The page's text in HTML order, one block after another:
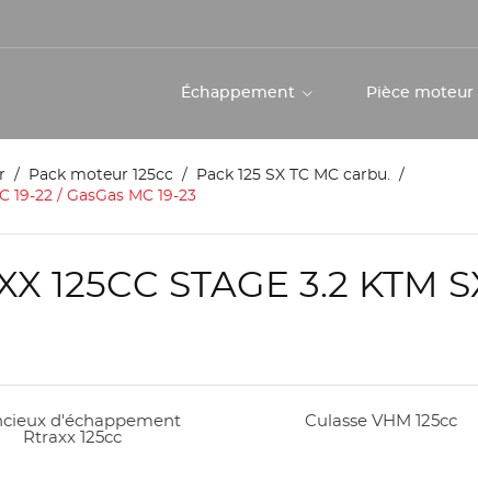
Échappement Pièce moteur
Pack moteur 125cc
Pack 125 SX TC MC carbu.
19-22 / GasGas MC 19-23
125CC STAGE 3.2 KTM
d'échappement
Rtraxx 125cc
Culasse VHM 125cc